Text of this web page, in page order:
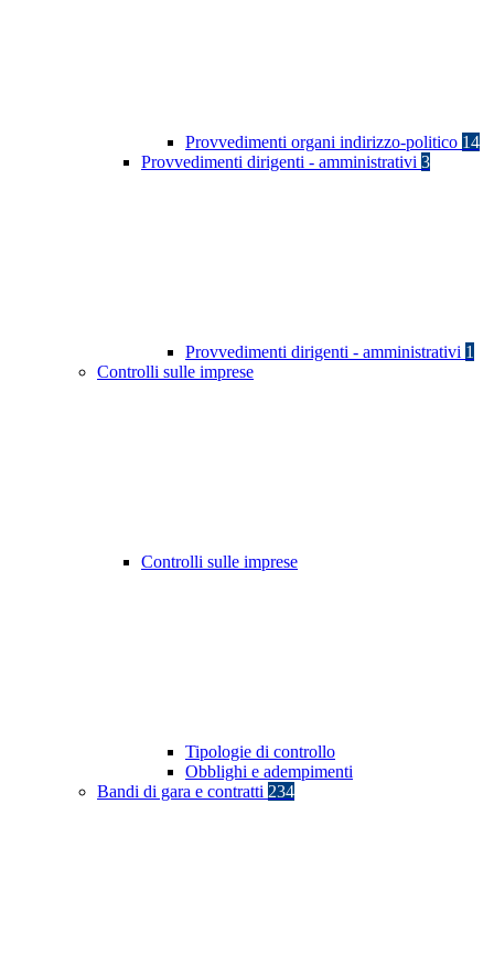
Provvedimenti organi indirizzo-politico 14
Provvedimenti dirigenti - amministrativi 3
Provvedimenti dirigenti - amministrativi 1
Controlli sulle imprese
Controlli sulle imprese
Tipologie di controllo
Obblighi e adempimenti
Bandi di gara e contratti 234